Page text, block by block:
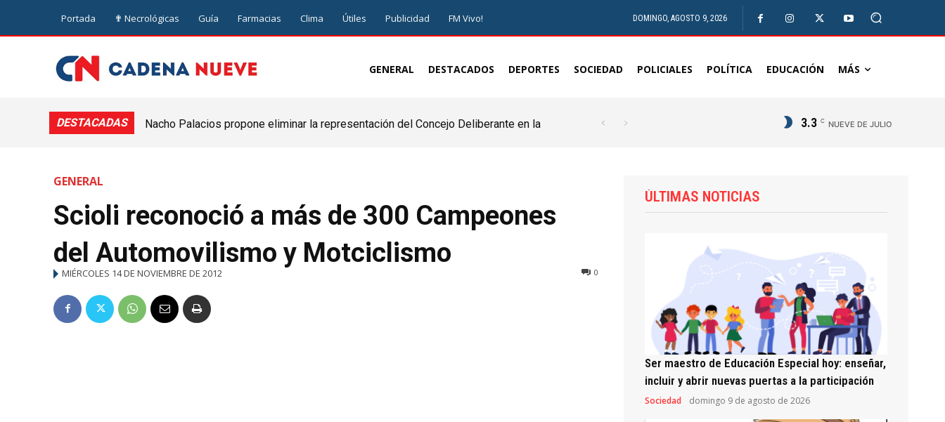
Portada ✟ Necrológicas Guía Farmacias Clima Útiles Publicidad FM Vivo! DOMINGO, AGOSTO 9, 2026
GENERAL DESTACADOS DEPORTES SOCIEDAD POLICIALES POLÍTICA EDUCACIÓN MÁS
DESTACADAS
Nacho Palacios propone eliminar la representación del Concejo Deliberante en la
3.3 C NUEVE DE JULIO
GENERAL
Scioli reconoció a más de 300 Campeones
del Automovilismo y Motciclismo
MIÉRCOLES 14 DE NOVIEMBRE DE 2012 0
ÚLTIMAS NOTICIAS
Ser maestro de Educación Especial hoy: enseñar,
incluir y abrir nuevas puertas a la participación
Sociedad domingo 9 de agosto de 2026